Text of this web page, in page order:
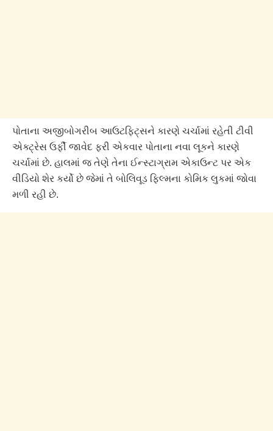
પોતાના અજીબોગરીબ આઉટફિટ્સને કારણે ચર્ચામાં રહેતી ટીવી
એક્ટ્રેસ ઉર્ફી જાવેદ ફરી એકવાર પોતાના નવા લૂકને કારણે
ચર્ચામાં છે. હાલમાં જ તેણે તેના ઈન્સ્ટાગ્રામ એકાઉન્ટ પર એક
વીડિયો શેર કર્યો છે જેમાં તે બોલિવૂડ ફિલ્મના કોમિક લુકમાં જોવા
મળી રહી છે.